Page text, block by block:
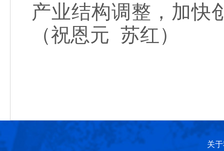
产业结构调整，加快
（祝恩元 苏红）
关